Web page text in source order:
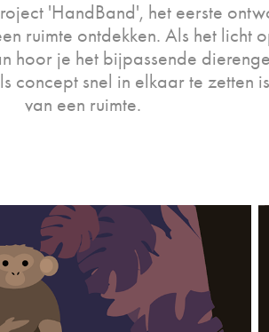
'HandBand', het eerste
ruimte ontdekken. Als het licht
hoor je het bijpassende
concept snel in elkaar te zetten
van een ruimte.